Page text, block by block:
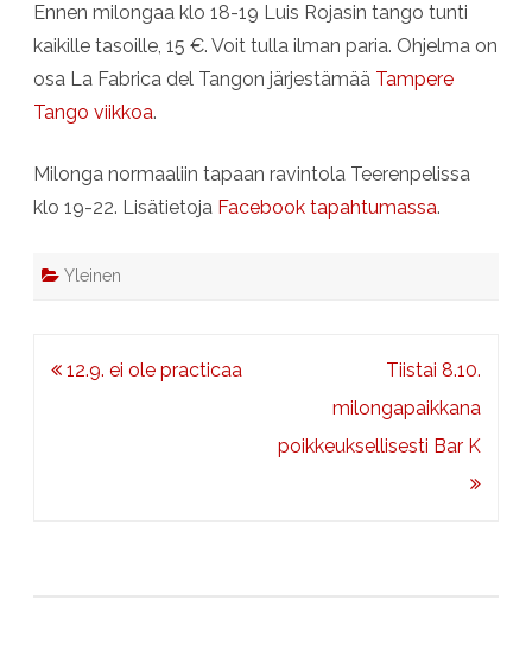
ennen
milongaa
Ennen milongaa klo 18-19 Luis Rojasin tango tunti
kaikille tasoille, 15 €. Voit tulla ilman paria. Ohjelma on
osa La Fabrica del Tangon järjestämää Tampere
Tango viikkoa.
Milonga normaaliin tapaan ravintola Teerenpelissa
klo 19-22. Lisätietoja Facebook tapahtumassa.
Yleinen
Artikkelien
12.9. ei ole practicaa
Tiistai 8.10.
milongapaikkana
poikkeuksellisesti Bar K